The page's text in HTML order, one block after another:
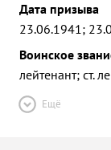
Дата призыва
23.06.1941;
Воинское
лейтенант; ст.
Ещё